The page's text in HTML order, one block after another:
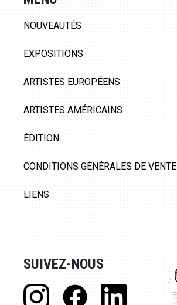
NOUVEAUTÉS
EXPOSITIONS
ARTISTES EUROPÉENS
ARTISTES AMÉRICAINS
ÉDITION
CONDITIONS GÉNÉRALES DE VENTE
LIENS
SUIVEZ-NOUS